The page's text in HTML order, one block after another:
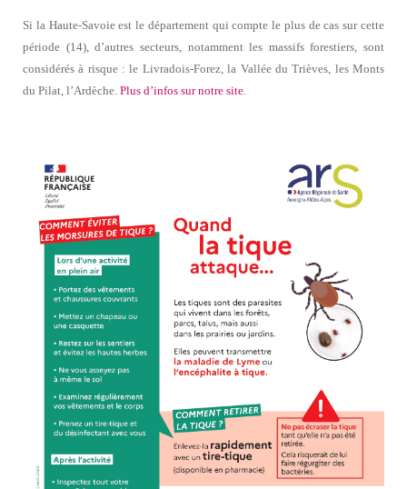
Si la Haute-Savoie est le département qui compte le plus de cas sur cette
période (14), d’autres secteurs, notamment les massifs forestiers, sont
considérés à risque : le Livradois-Forez, la Vallée du Trièves, les Monts
du Pilat, l’Ardèche. Plus d’infos sur notre site